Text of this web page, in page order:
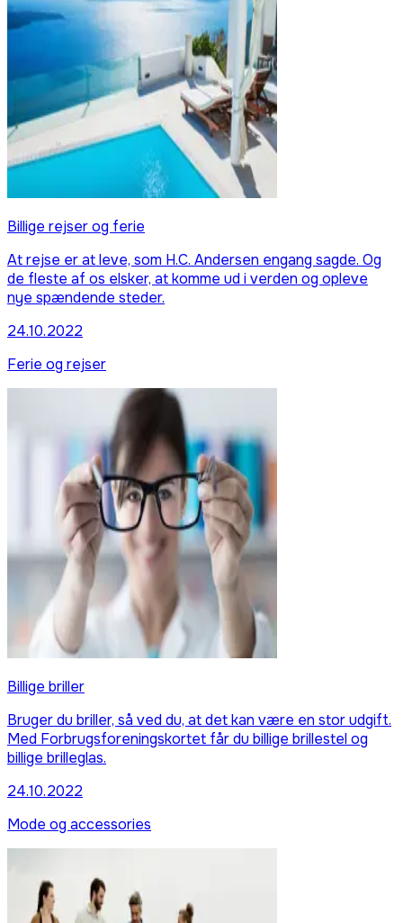
Billige rejser og ferie
At rejse er at leve, som H.C. Andersen engang sagde. Og
de fleste af os elsker, at komme ud i verden og opleve
nye spændende steder.
24.10.2022
Ferie og rejser
Billige briller
Bruger du briller, så ved du, at det kan være en stor udgift.
Med Forbrugsforeningskortet får du billige brillestel og
billige brilleglas.
24.10.2022
Mode og accessories